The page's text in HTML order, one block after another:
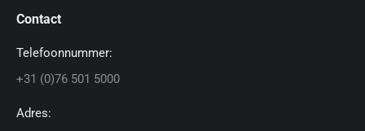
Contact
Telefoonnummer:
+31 (0)76 501 5000
Adres: